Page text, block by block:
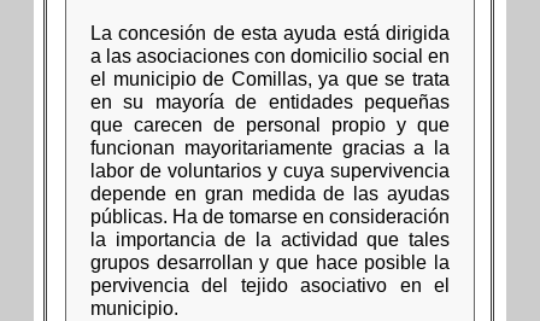
La concesión de esta ayuda está dirigida
a las asociaciones con domicilio social en
el municipio de Comillas, ya que se trata
en su mayoría de entidades pequeñas
que carecen de personal propio y que
funcionan mayoritariamente gracias a la
labor de voluntarios y cuya supervivencia
depende en gran medida de las ayudas
públicas. Ha de tomarse en consideración
la importancia de la actividad que tales
grupos desarrollan y que hace posible la
pervivencia del tejido asociativo en el
municipio.